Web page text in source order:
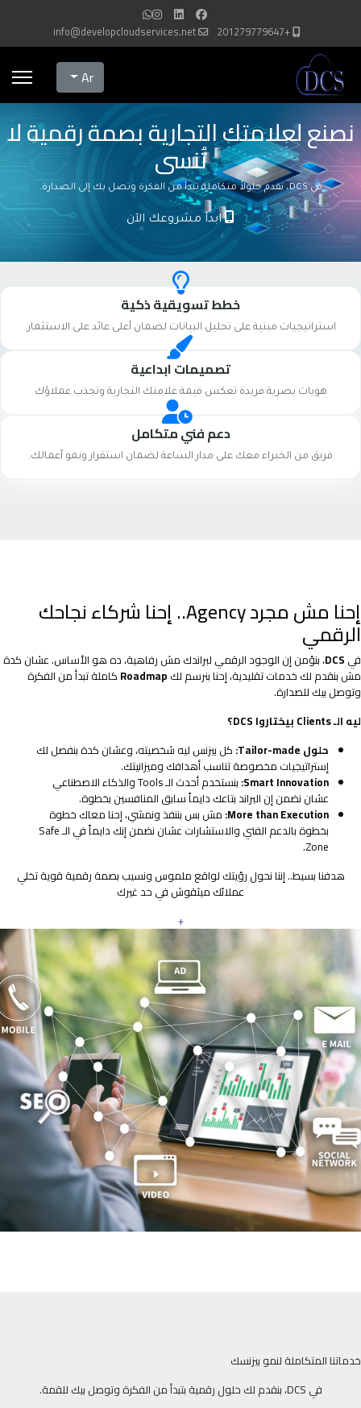
+201279779647
info@developcloudservices.net
Select your language
Ar
نصنع لعلامتك التجارية بصمة رقمية لا
تُنسى
في DCS، نقدم حلولاً متكاملة تبدأ من الفكرة وتصل بك إلى الصدارة.
ابدأ مشروعك الآن
خطط تسويقية ذكية
استراتيجيات مبنية على تحليل البيانات لضمان أعلى عائد على الاستثمار.
تصميمات ابداعية
هويات بصرية فريدة تعكس قيمة علامتك التجارية وتجذب عملاؤك
دعم فني متكامل
فريق من الخبراء معك على مدار الساعة لضمان استقرار ونمو أعمالك.
إحنا مش مجرد Agency.. إحنا شركاء نجاحك
الرقمي
في DCS، بنؤمن إن الوجود الرقمي لبراندك مش رفاهية، ده هو الأساس. عشان كدة
مش بنقدم لك خدمات تقليدية، إحنا بنرسم لك Roadmap كاملة تبدأ من الفكرة
وتوصل بيك للصدارة.
ليه الـ Clients بيختاروا DCS؟
حلول Tailor-made:
كل بيزنس ليه شخصيته، وعشان كدة بنفصل لك
إستراتيجيات مخصوصة تناسب أهدافك وميزانيتك.
Smart Innovation:
بنستخدم أحدث الـ Tools والذكاء الاصطناعي
عشان نضمن إن البراند بتاعك دايماً سابق المنافسين بخطوة.
More than Execution: مش بس بننفذ ونمشي، إحنا معاك خطوة
بخطوة بالدعم الفني والاستشارات عشان نضمن إنك دايماً في الـ Safe
Zone.
هدفنا بسيط.. إننا نحول رؤيتك لواقع ملموس ونسيب بصمة رقمية قوية تخلي
عملائك ميثقوش في حد غيرك
+
خدماتنا المتكاملة لنمو بيزنسك
في DCS، بنقدم لك حلول رقمية بتبدأ من الفكرة وتوصل بيك للقمة.